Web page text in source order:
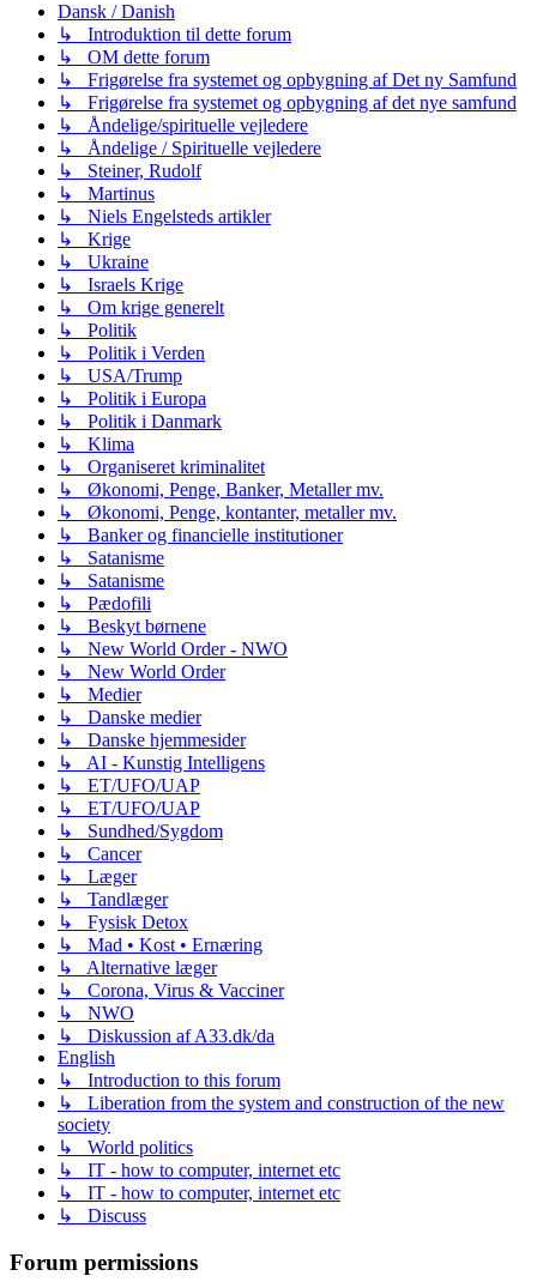
Dansk / Danish
↳ Introduktion til dette forum
↳ OM dette forum
↳ Frigørelse fra systemet og opbygning af Det ny Samfund
↳ Frigørelse fra systemet og opbygning af det nye samfund
↳ Åndelige/spirituelle vejledere
↳ Åndelige / Spirituelle vejledere
↳ Steiner, Rudolf
↳ Martinus
↳ Niels Engelsteds artikler
↳ Krige
↳ Ukraine
↳ Israels Krige
↳ Om krige generelt
↳ Politik
↳ Politik i Verden
↳ USA/Trump
↳ Politik i Europa
↳ Politik i Danmark
↳ Klima
↳ Organiseret kriminalitet
↳ Økonomi, Penge, Banker, Metaller mv.
↳ Økonomi, Penge, kontanter, metaller mv.
↳ Banker og financielle institutioner
↳ Satanisme
↳ Satanisme
↳ Pædofili
↳ Beskyt børnene
↳ New World Order - NWO
↳ New World Order
↳ Medier
↳ Danske medier
↳ Danske hjemmesider
↳ AI - Kunstig Intelligens
↳ ET/UFO/UAP
↳ ET/UFO/UAP
↳ Sundhed/Sygdom
↳ Cancer
↳ Læger
↳ Tandlæger
↳ Fysisk Detox
↳ Mad • Kost • Ernæring
↳ Alternative læger
↳ Corona, Virus & Vacciner
↳ NWO
↳ Diskussion af A33.dk/da
English
↳ Introduction to this forum
↳ Liberation from the system and construction of the new
society
↳ World politics
↳ IT - how to computer, internet etc
↳ IT - how to computer, internet etc
↳ Discuss
Forum permissions